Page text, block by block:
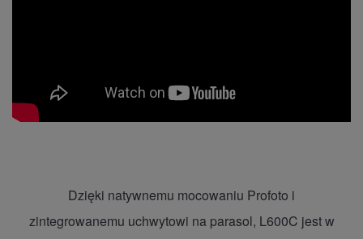
Dzięki natywnemu mocowaniu Profoto i
zintegrowanemu uchwytowi na parasol, L600C jest w